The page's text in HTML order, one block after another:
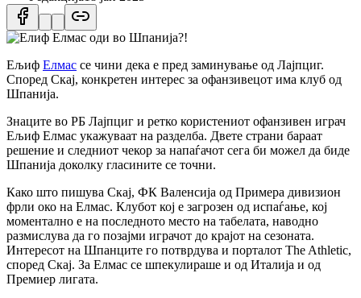
Ељиф Елмас се чини дека е пред заминување од Лајпциг.
Според Скај, конкретен интерес за офанзивецот има клуб од
Шпанија.
Знаците во РБ Лајпциг и ретко користениот офанзивен играч
Ељиф Елмас укажуваат на разделба. Двете страни бараат
решение и следниот чекор за напаѓачот сега би можел да биде
Шпанија доколку гласините се точни.
Како што пишува Скај, ФК Валенсија од Примера дивизион
фрли око на Елмас. Клубот кој е загрозен од испаѓање, кој
моментално е на последното место на табелата, наводно
размислува да го позајми играчот до крајот на сезоната.
Интересот на Шпанците го потврдува и порталот The Athletic,
според Скај. За Елмас се шпекулираше и од Италија и од
Премиер лигата.